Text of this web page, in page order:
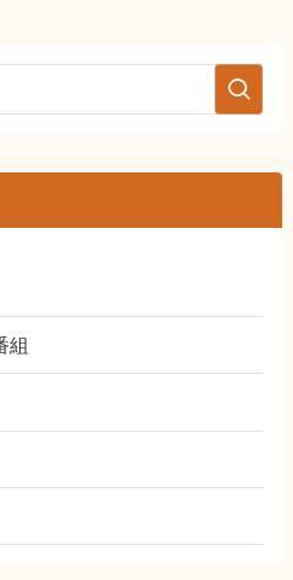
組